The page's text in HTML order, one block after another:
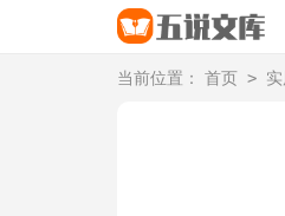
当前位置： 首页 >